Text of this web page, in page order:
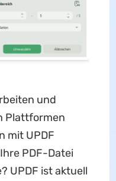
und
Plattformen
mit UPDF
PDF-Datei
UPDF ist aktuell